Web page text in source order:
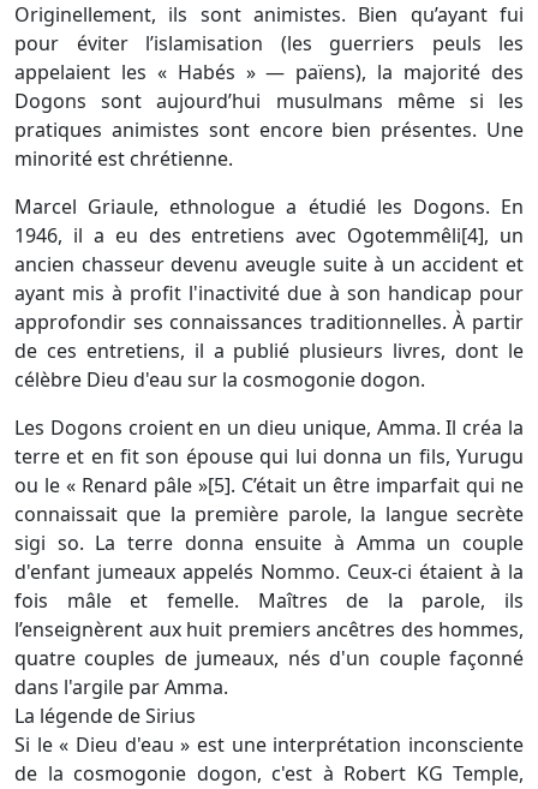
Originellement, ils sont animistes. Bien qu’ayant fui
pour éviter l’islamisation (les guerriers peuls les
appelaient les « Habés » — païens), la majorité des
Dogons sont aujourd’hui musulmans même si les
pratiques animistes sont encore bien présentes. Une
minorité est chrétienne.
Marcel Griaule, ethnologue a étudié les Dogons. En
1946, il a eu des entretiens avec Ogotemmêli[4], un
ancien chasseur devenu aveugle suite à un accident et
ayant mis à profit l'inactivité due à son handicap pour
approfondir ses connaissances traditionnelles. À partir
de ces entretiens, il a publié plusieurs livres, dont le
célèbre Dieu d'eau sur la cosmogonie dogon.
Les Dogons croient en un dieu unique, Amma. Il créa la
terre et en fit son épouse qui lui donna un fils, Yurugu
ou le « Renard pâle »[5]. C’était un être imparfait qui ne
connaissait que la première parole, la langue secrète
sigi so. La terre donna ensuite à Amma un couple
d'enfant jumeaux appelés Nommo. Ceux-ci étaient à la
fois mâle et femelle. Maîtres de la parole, ils
l’enseignèrent aux huit premiers ancêtres des hommes,
quatre couples de jumeaux, nés d'un couple façonné
dans l'argile par Amma.
La légende de Sirius
Si le « Dieu d'eau » est une interprétation inconsciente
de la cosmogonie dogon, c'est à Robert KG Temple,